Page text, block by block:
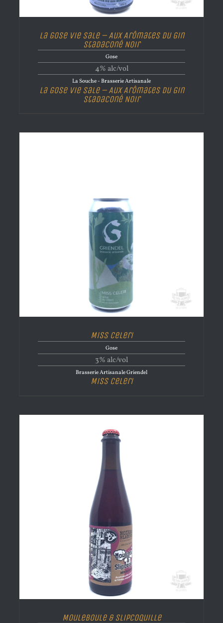
La Gose Vie Sale – Aux Arômates du Gin
Stadaconé Noir
Gose
4% alc/vol
La Souche - Brasserie Artisanale
La Gose Vie Sale – Aux Arômates du Gin
Stadaconé Noir
Miss Celeri
Gose
3% alc/vol
Brasserie Artisanale Griendel
Miss Celeri
Mouleboule & Slipcoquille